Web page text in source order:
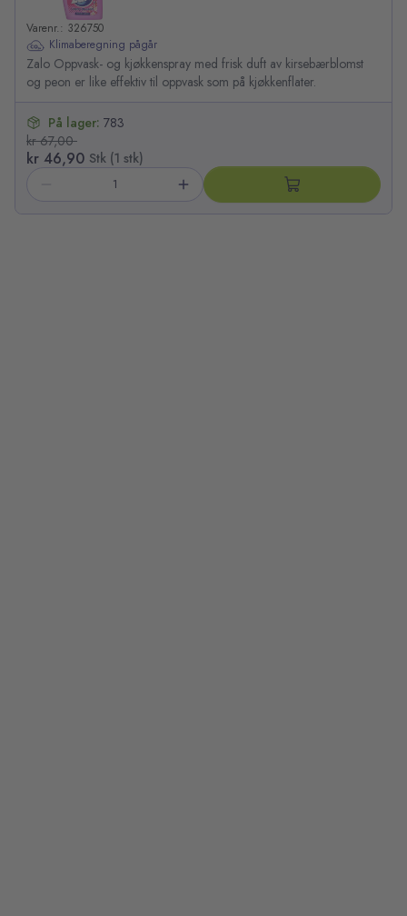
Varenr.: 326750
Klimaberegning pågår
Zalo Oppvask- og kjøkkenspray med frisk duft av kirsebærblomst
og peon er like effektiv til oppvask som på kjøkkenflater.
kr 67,00
kr 46,90 Stk (1 stk)
På lager: 783